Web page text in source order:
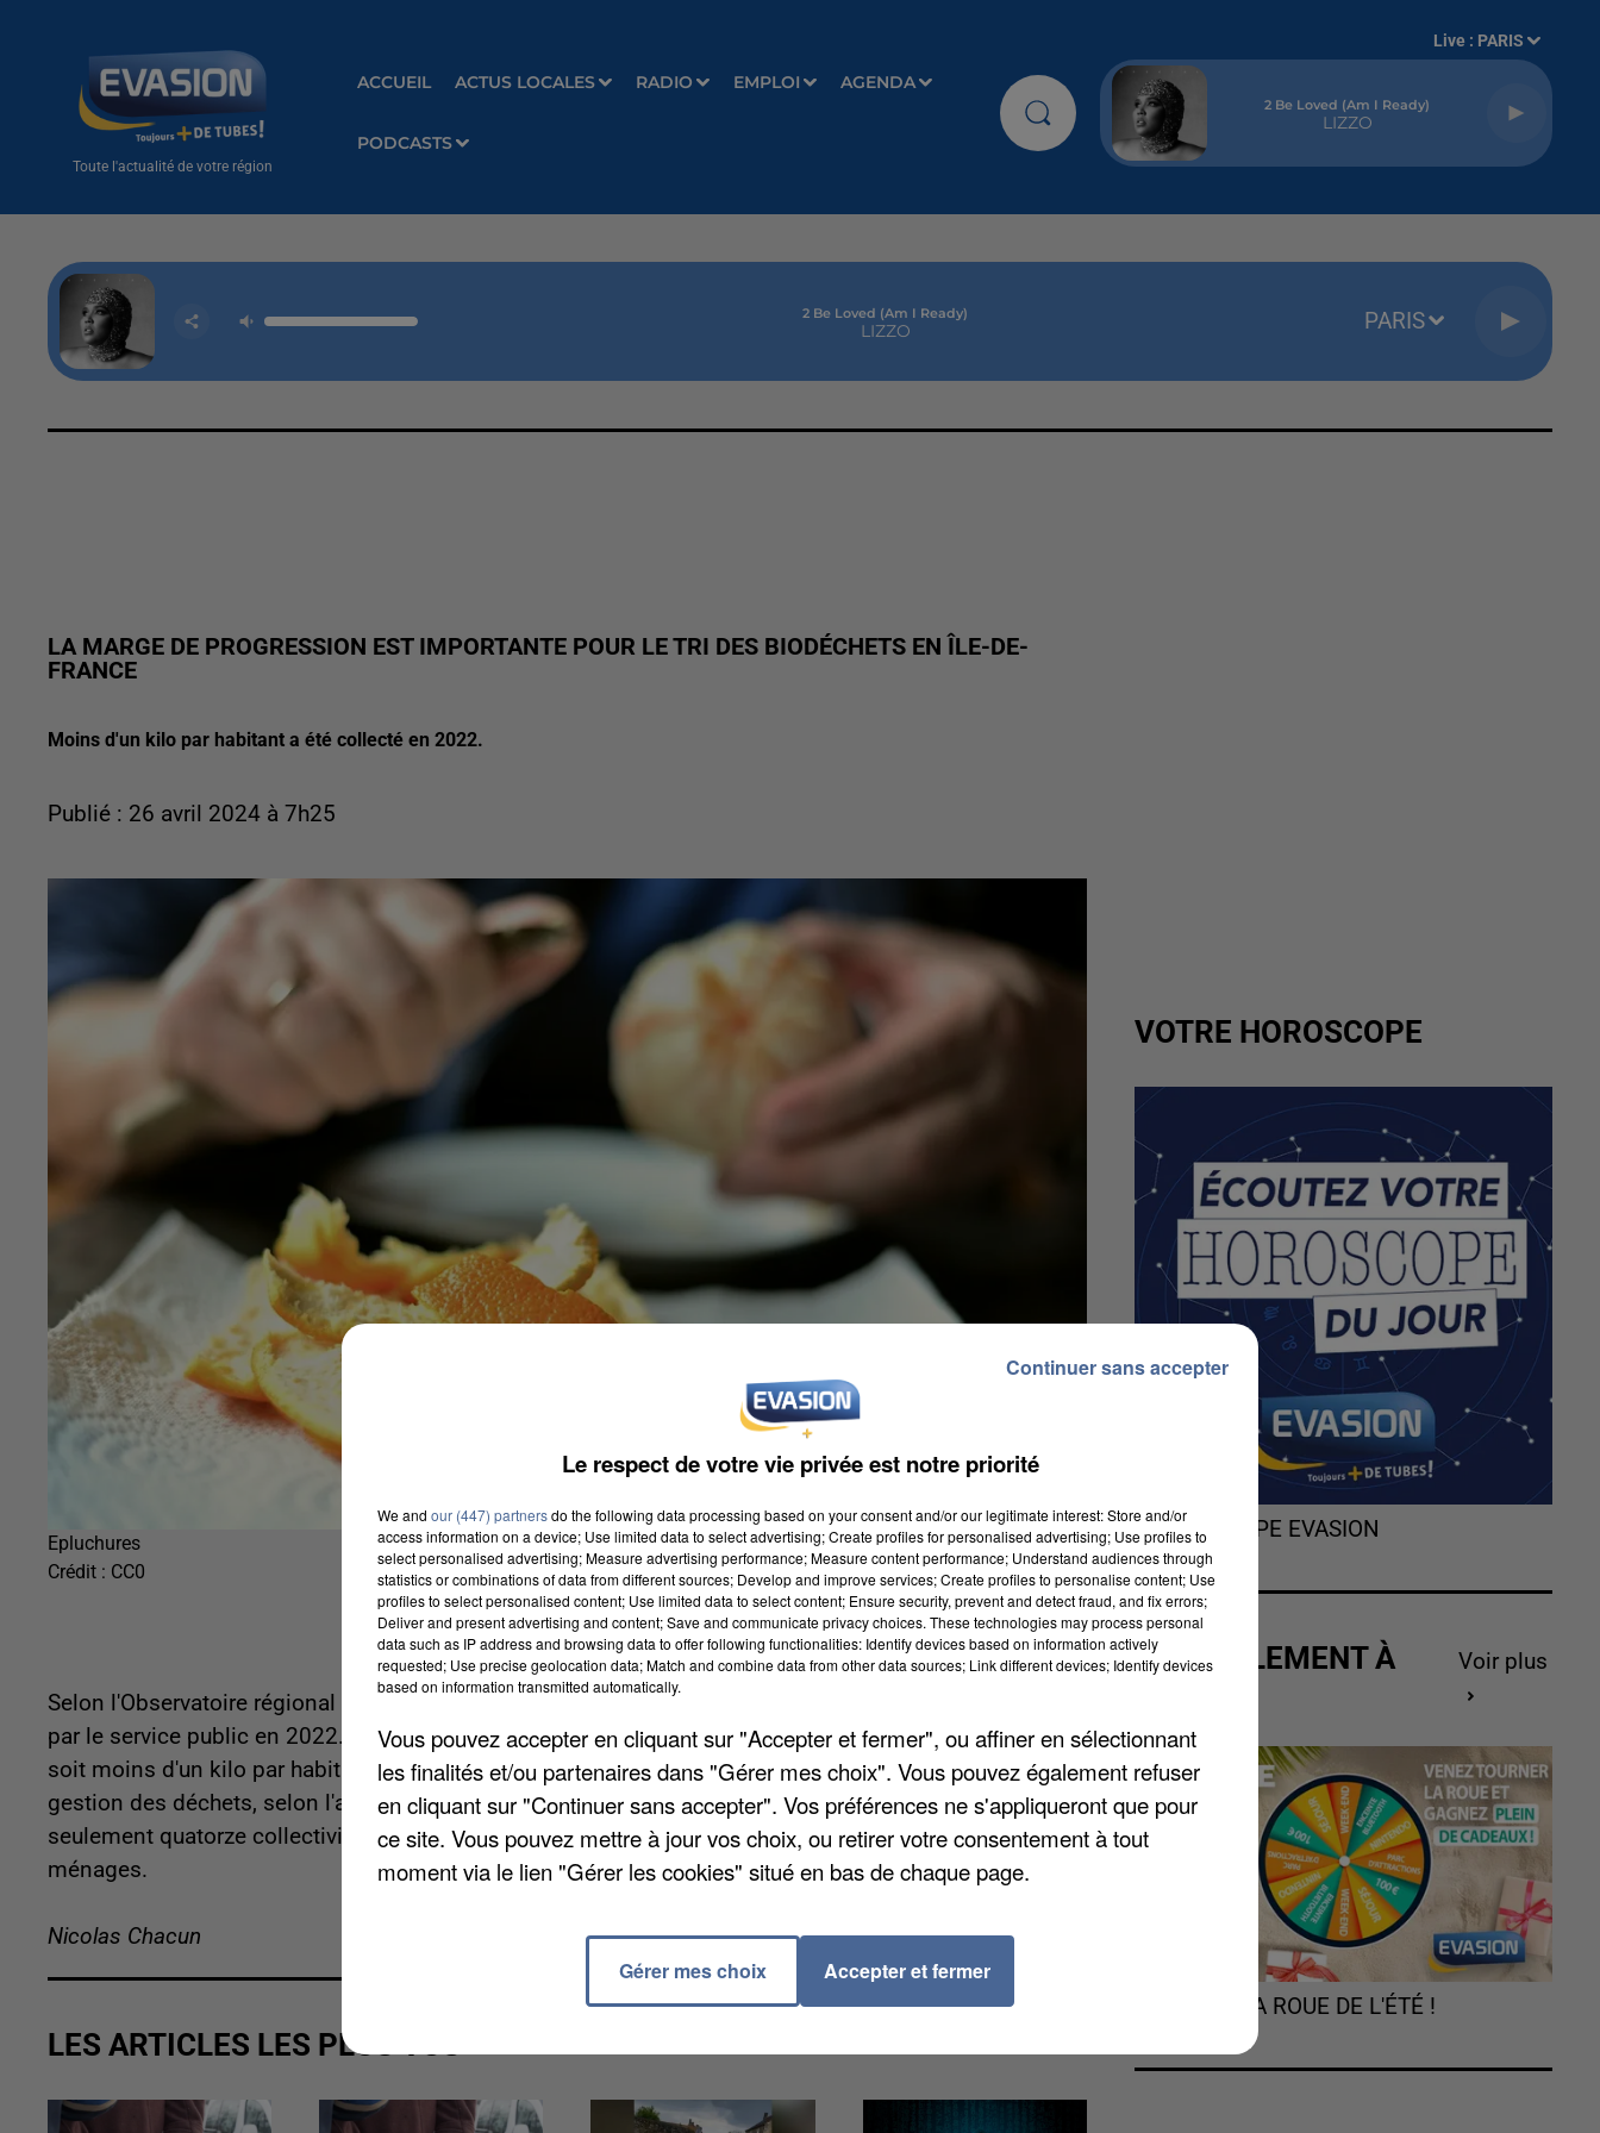
Toute l'actualité de votre région
ACCUEIL ACTUS LOCALES RADIO EMPLOI AGENDA
PODCASTS
Live : PARIS
2 Be Loved (am I Ready)
LIZZO
2 Be Loved (am I Ready)
LIZZO PARIS
LA MARGE DE PROGRESSION EST IMPORTANTE POUR LE TRI DES BIODÉCHETS EN ÎLE-DE-
FRANCE
Moins d'un kilo par habitant a été collecté en 2022.
Publié : 26 avril 2024 à 7h25
Epluchures
Crédit : CC0
Selon l'Observatoire régional des déchets (ORDIF), on sait que seules 10.516 tonnes ont été collectées
par le service public en 2022. Une quantité bien loin des 3,32 millions tonnes d'ordures ménagères...
soit moins d'un kilo par habitant. C'est « très loin des objectifs » du Plan régional de prévention et de
gestion des déchets, selon l'association France nature environnement. L'an dernier, on comptait
seulement quatorze collectivités ayant déployé la collecte séparée de biodéchets alimentaires des
ménages.
Nicolas Chacun
LES ARTICLES LES PLUS VUS
VOTRE HOROSCOPE
L'HOROSCOPE EVASION
ACTUELLEMENT À
Voir plus
TOURNEZ LA ROUE DE L'ÉTÉ !
Le respect de votre vie privée est notre priorité
We and our (447) partnersdo the following data processing based on your consent and/or our legitimate interest: Store and/or
access information on a device; Use limited data to select advertising; Create profiles for personalised advertising; Use profiles to
select personalised advertising; Measure advertising performance; Measure content performance; Understand audiences through
statistics or combinations of data from different sources; Develop and improve services; Create profiles to personalise content; Use
profiles to select personalised content; Use limited data to select content; Ensure security, prevent and detect fraud, and fix errors;
Deliver and present advertising and content; Save and communicate privacy choices. These technologies may process personal
data such as IP address and browsing data to offer following functionalities: Identify devices based on information actively
requested; Use precise geolocation data; Match and combine data from other data sources; Link different devices; Identify devices
based on information transmitted automatically.
Vous pouvez accepter en cliquant sur "Accepter et fermer", ou affiner en sélectionnant
les finalités et/ou partenaires dans "Gérer mes choix". Vous pouvez également refuser
en cliquant sur "Continuer sans accepter". Vos préférences ne s'appliqueront que pour
ce site. Vous pouvez mettre à jour vos choix, ou retirer votre consentement à tout
moment via le lien "Gérer les cookies" situé en bas de chaque page.
Gérer mes choix Accepter et fermer
Continuer sans accepter